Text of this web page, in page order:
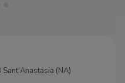
(NA)